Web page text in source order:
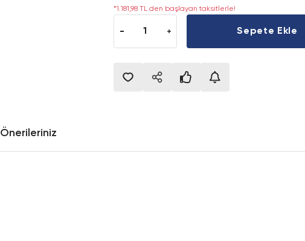
*1.181,98 TL den başlayan taksitlerle!
Sepete Ekle
Önerileriniz